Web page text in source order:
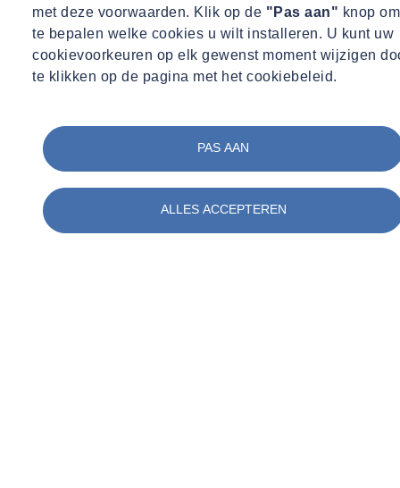
Lees Meer
Neem contact op met
Onze vestigingen
met deze voorwaarden. Klik op de "Pas aan" knop om
te bepalen welke cookies u wilt installeren. U kunt uw
cookievoorkeuren op elk gewenst moment wijzigen
te klikken op de pagina met het cookiebeleid.
PAS AAN
ALLES ACCEPTEREN